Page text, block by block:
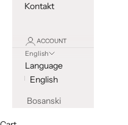
Kontakt
ACCOUNT
English
Language
English
Bosanski